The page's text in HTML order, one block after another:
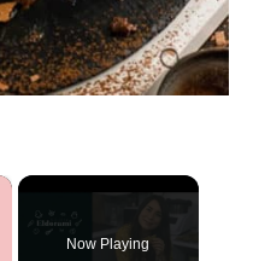
Now Playing